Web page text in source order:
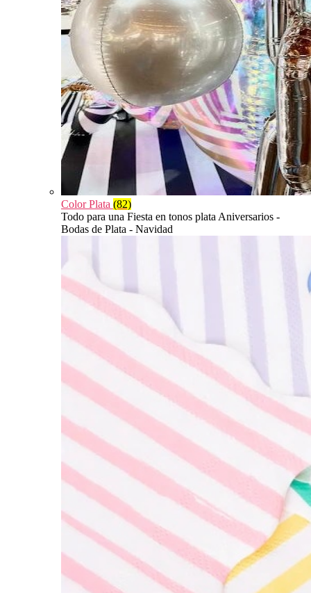
Color Plata (82)
Todo para una Fiesta en tonos plata Aniversarios -
Bodas de Plata - Navidad